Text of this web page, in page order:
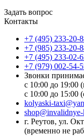
Задать вопрос
Контакты
+7 (495) 233-20-
+7 (985) 233-20-
+7 (495) 233-02-
+7 (979) 002-54-
Звонки
с 10:00 до 19:00
с 10:00 до 15:00
kolyaski-
г. Реутов, ул.
(временно не